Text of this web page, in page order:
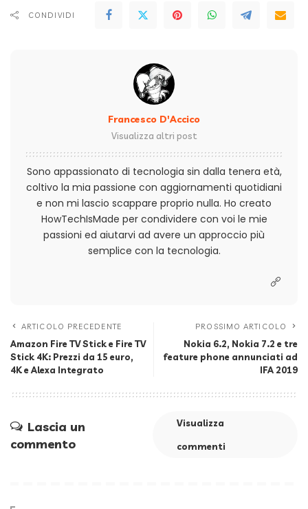
CONDIVIDI
Francesco D'Accico
Visualizza altri post
Sono appassionato di tecnologia sin dalla tenera età,
coltivo la mia passione con aggiornamenti quotidiani
e non mi lascio scappare proprio nulla. Ho creato
HowTechIsMade per condividere con voi le mie
passioni ed aiutarvi ad avere un approccio più
semplice con la tecnologia.
ARTICOLO PRECEDENTE
Amazon Fire TV Stick e Fire TV
Stick 4K: Prezzi da 15 euro,
4K e Alexa Integrato
PROSSIMO ARTICOLO
Nokia 6.2, Nokia 7.2 e tre
feature phone annunciati ad
IFA 2019
Lascia un
commento
Visualizza
commenti